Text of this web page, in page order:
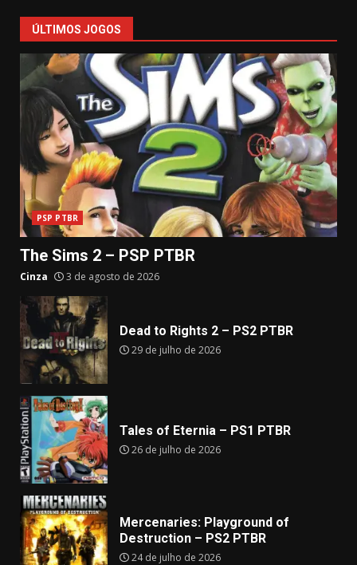
ÚLTIMOS JOGOS
PSP PTBR
The Sims 2 – PSP PTBR
Cinza 3 de agosto de 2026
Dead to Rights 2 – PS2 PTBR
29 de julho de 2026
Tales of Eternia – PS1 PTBR
26 de julho de 2026
Mercenaries: Playground of
Destruction – PS2 PTBR
24 de julho de 2026